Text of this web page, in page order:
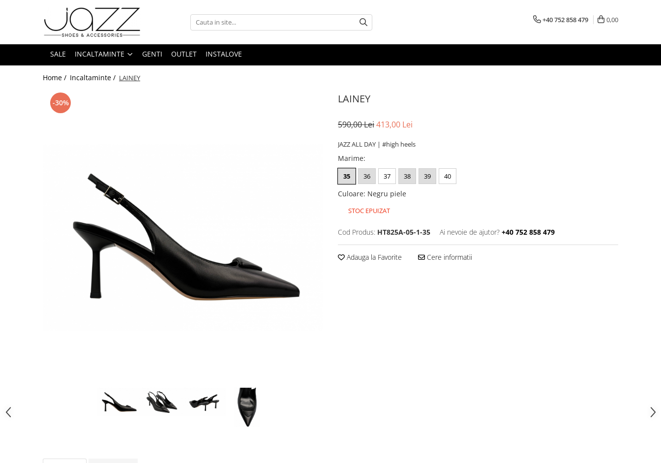
Incaltaminte
Pantofi cu toc
Pantofi flats
Sport couture
Sandale cu toc
+40 752 858 479 0,00
SALE INCALTAMINTE GENTI OUTLET INSTALOVE
Home / Incaltaminte / LAINEY
LAINEY
-30%
590,00 Lei413,00 Lei
JAZZ ALL DAY | #high heels
Marime:
35 36 37 38 39 40
Culoare: Negru piele
STOC EPUIZAT
Cod Produs: HT825A-05-1-35 Ai nevoie de ajutor? +40 752 858 479
Adauga la Favorite Cere informatii